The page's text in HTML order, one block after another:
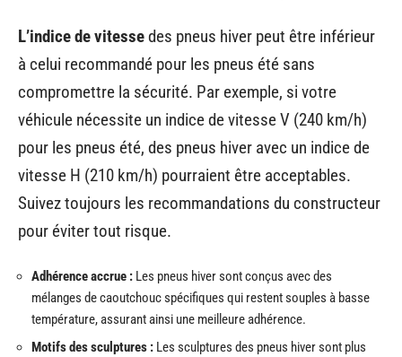
L’indice de vitessedes pneus hiver peut être inférieur
à celui recommandé pour les pneus été sans
compromettre la sécurité. Par exemple, si votre
véhicule nécessite un indice de vitesse V (240 km/h)
pour les pneus été, des pneus hiver avec un indice de
vitesse H (210 km/h) pourraient être acceptables.
Suivez toujours les recommandations du constructeur
pour éviter tout risque.
Adhérence accrue : Les pneus hiver sont conçus avec des
mélanges de caoutchouc spécifiques qui restent souples à basse
température, assurant ainsi une meilleure adhérence.
Motifs des sculptures : Les sculptures des pneus hiver sont plus